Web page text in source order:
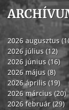
2026 augusztus
2026 július (12)
2026 június (16)
2026 május (8)
2026 április (19)
2026 március (20)
2026 február (29)